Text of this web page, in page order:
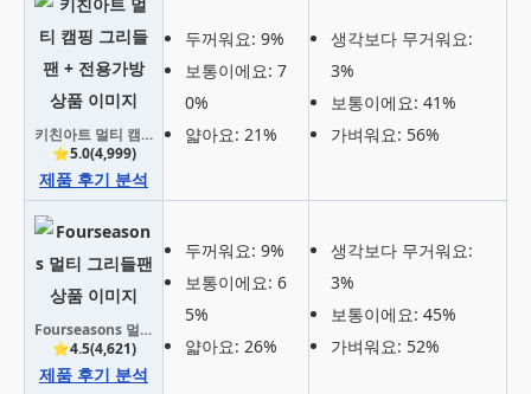
키친아트 멀티 캠핑 그리들팬 + 전용가방
⭐5.0(4,999)
제품 후기 분석
두꺼워요: 9%
보통이에요: 7
0%
얇아요: 21%
생각보다 무거워요:
3%
보통이에요: 41%
가벼워요: 56%
Fourseasons 멀티 그리들팬
⭐4.5(4,621)
제품 후기 분석
두꺼워요: 9%
보통이에요: 6
5%
얇아요: 26%
생각보다 무거워요:
3%
보통이에요: 45%
가벼워요: 52%